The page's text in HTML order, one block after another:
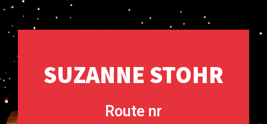
SUZANNE STOHR
Route nr